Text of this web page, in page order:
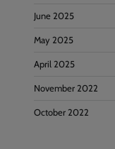
June 2025
May 2025
April 2025
November 2022
October 2022